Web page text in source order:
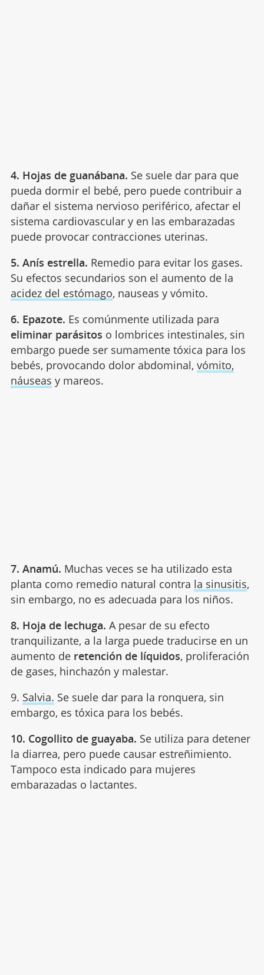
4. Hojas de guanábana. Se suele dar para que
pueda dormir el bebé, pero puede contribuir a
dañar el sistema nervioso periférico, afectar el
sistema cardiovascular y en las embarazadas
puede provocar contracciones uterinas.
5. Anís estrella. Remedio para evitar los gases.
Su efectos secundarios son el aumento de la
acidez del estómago, nauseas y vómito.
6. Epazote. Es comúnmente utilizada para
eliminar parásitos o lombrices intestinales, sin
embargo puede ser sumamente tóxica para los
bebés, provocando dolor abdominal, vómito,
náuseas y mareos.
7. Anamú. Muchas veces se ha utilizado esta
planta como remedio natural contra la sinusitis,
sin embargo, no es adecuada para los niños.
8. Hoja de lechuga. A pesar de su efecto
tranquilizante, a la larga puede traducirse en un
aumento de retención de líquidos, proliferación
de gases, hinchazón y malestar.
9. Salvia. Se suele dar para la ronquera, sin
embargo, es tóxica para los bebés.
10. Cogollito de guayaba. Se utiliza para detener
la diarrea, pero puede causar estreñimiento.
Tampoco esta indicado para mujeres
embarazadas o lactantes.